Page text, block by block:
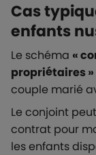
Cas
enfants
Le schéma «
propriétaires »
couple marié
Le conjoint
contrat pour
les enfants